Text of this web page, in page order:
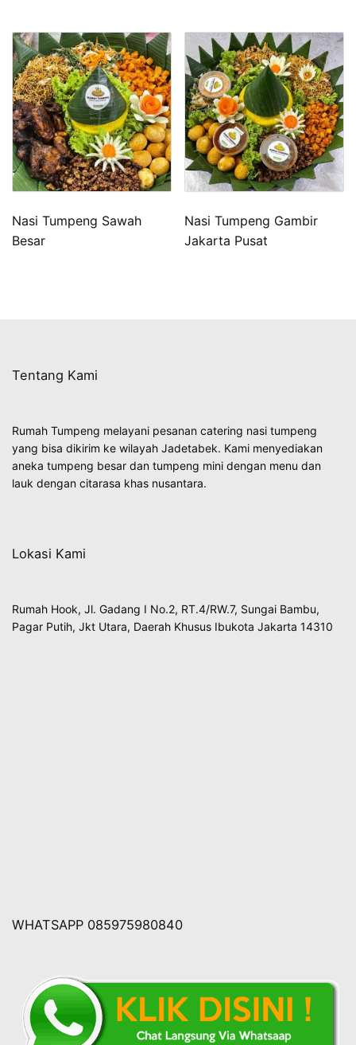
Nasi Tumpeng Sawah
Besar
Nasi Tumpeng Gambir
Jakarta Pusat
Tentang Kami
Rumah Tumpeng melayani pesanan catering nasi tumpeng
yang bisa dikirim ke wilayah Jadetabek. Kami menyediakan
aneka tumpeng besar dan tumpeng mini dengan menu dan
lauk dengan citarasa khas nusantara.
Lokasi Kami
Rumah Hook, Jl. Gadang I No.2, RT.4/RW.7, Sungai Bambu,
Pagar Putih, Jkt Utara, Daerah Khusus Ibukota Jakarta 14310
WHATSAPP 085975980840